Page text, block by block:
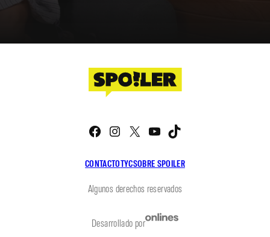
CONTACTOTYCSOBRE SPOILER
Facebook
Instagram
X YouTube
Algunos derechos reservados
Desarrollado por